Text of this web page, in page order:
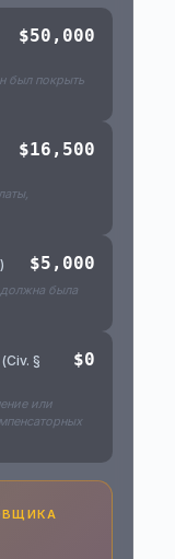
$50,000
был покрыть
$16,500
$5,000
должна была
§
$0
или